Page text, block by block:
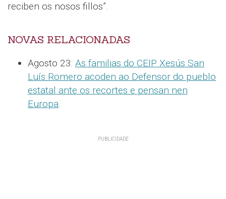
reciben os nosos fillos”.
NOVAS RELACIONADAS
Agosto 23: As familias do CEIP Xesús San
Luís Romero acoden ao Defensor do pueblo
estatal ante os recortes e pensan nen
Europa.